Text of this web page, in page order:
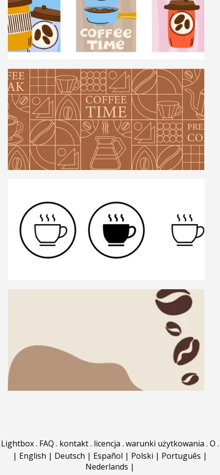
Lightbox. FAQ . kontakt. licencja . warunki użytkowania . O .
| English | Deutsch | Español | Polski | Português |
Nederlands |